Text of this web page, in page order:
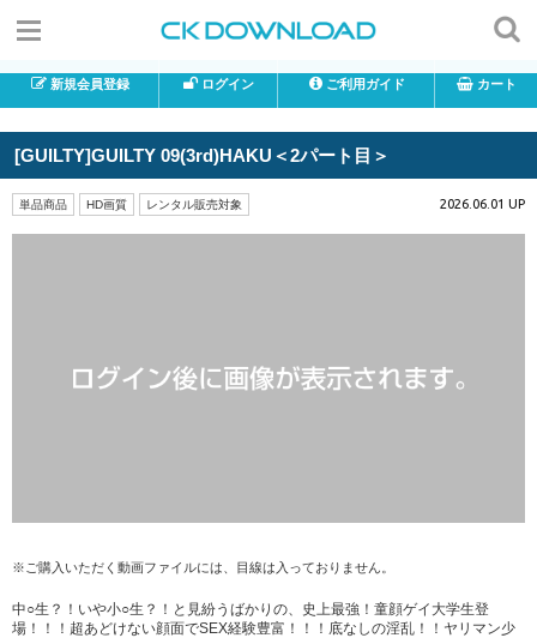
新規会員登録 ログイン ご利用ガイド カート
[GUILTY]GUILTY 09(3rd)HAKU＜2パート目＞
単品商品 HD画質 レンタル販売対象 2026.06.01 UP
※ご購入いただく動画ファイルには、目線は入っておりません。
中○生？！いや小○生？！と見紛うばかりの、史上最強！童顔ゲイ大学生登
場！！！超あどけない顔面でSEX経験豊富！！！底なしの淫乱！！ヤリマン少